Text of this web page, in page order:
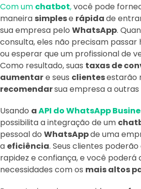
Com um chatbot,você pode
maneira simplese rápidade
sua empresa pelo WhatsApp.
consulta, eles não precisam passar
ou esperar que um profissional de
Como resultado, suas taxas de
aumentare seus clientesestarão
recomendarsua empresa a outras
Usando aAPI do WhatsApp
possibilita a integração de um
pessoal do WhatsAppde uma
a eficiência. Seus clientes
rapidez e confiança, e você poderá
necessidades com os mais altos